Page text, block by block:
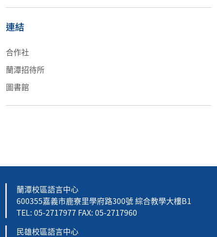
連結
合作社
蘭潭招待所
圖書館
蘭潭校區語言中心
600355嘉義市鹿寮里學府路300號 綜合教學大樓B1
TEL: 05-2717977 FAX: 05-2717960
民雄校區語言中心